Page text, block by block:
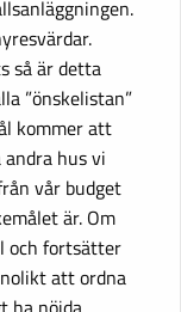
så är detta
”önskelistan”
kommer att
hus vi
vår budget
är. Om
och fortsätter
att ordna